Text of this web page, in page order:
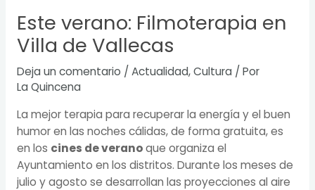
Este verano: Filmoterapia en
Villa de Vallecas
Deja un comentario / Actualidad,Cultura / Por
La Quincena
La mejor terapia para recuperar la energía y el buen
humor en las noches cálidas, de forma gratuita, es
en los cines de veranoque organiza el
Ayuntamiento en los distritos. Durante los meses de
julio y agosto se desarrollan las proyecciones al aire